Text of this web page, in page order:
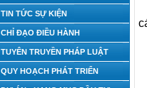
TIN TỨC SỰ KIỆN
CHỈ ĐẠO ĐIỀU HÀNH
TUYÊN TRUYỀN PHÁP LUẬT
QUY HOẠCH PHÁT TRIỂN